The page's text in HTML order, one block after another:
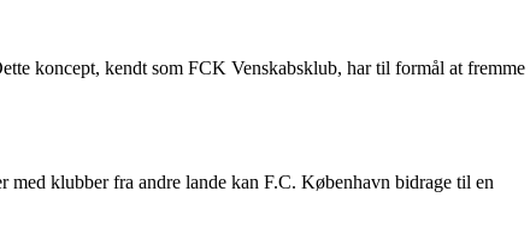
koncept, kendt som FCK Venskabsklub, har til formål at fremme
klubber fra andre lande kan F.C. København bidrage til en